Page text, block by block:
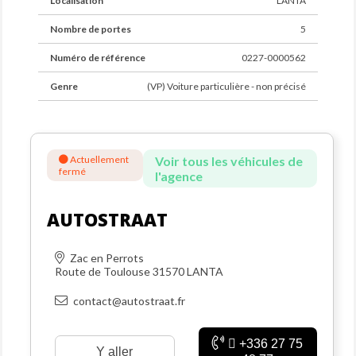
Autostraat : Commerce et passion du rêve automobile et
de la moto.
Route de Toulouse
Zac en Perrots
31070, Lanta
Nombre de portes 5
Numéro de référence 0227-0000562
Genre (VP) Voiture particulière - non précisé
Actuellement
fermé
Voir tous les véhicules de
l'agence
AUTOSTRAAT
Zac en Perrots
Route de Toulouse 31570 LANTA
contact@autostraat.fr
Y aller
+336 27 75